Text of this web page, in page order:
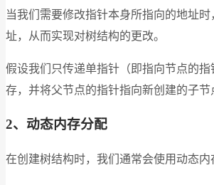
当我们需要修改指针本身所指向的地址
址，从而实现对树结构的更改。
假设我们只传递单指针（即指向节点的
存，并将父节点的指针指向新创建的子
2、动态内存分配
在创建树结构时，我们通常会使用动态